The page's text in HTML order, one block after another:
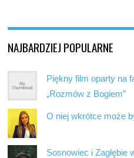
NAJBARDZIEJ POPULARNE
Piękny film oparty na
„Rozmów z Bogiem”
O niej wkrótce może
Sosnowiec i Zagłębie